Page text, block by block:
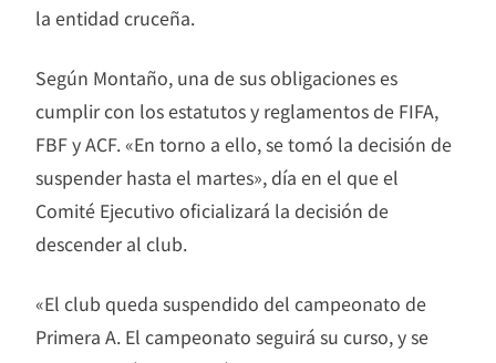
la entidad cruceña.
Según Montaño, una de sus obligaciones es
cumplir con los estatutos y reglamentos de FIFA,
FBF y ACF. «En torno a ello, se tomó la decisión de
suspender hasta el martes», día en el que el
Comité Ejecutivo oficializará la decisión de
descender al club.
«El club queda suspendido del campeonato de
Primera A. El campeonato seguirá su curso, y se